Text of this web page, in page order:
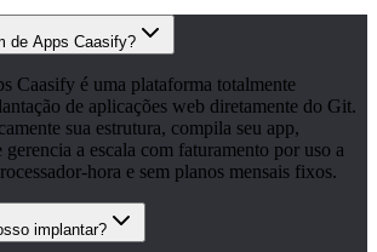
de Apps Caasify?
Caasify é uma plataforma totalmente
de aplicações web diretamente do Git.
sua estrutura, compila seu app,
a escala com faturamento por uso a
hora e sem planos mensais fixos.
implantar?